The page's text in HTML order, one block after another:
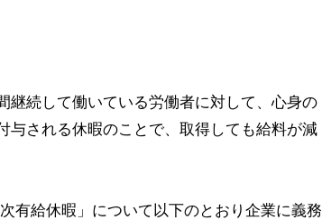
継続して働いている労働者に対して、心身の
与される休暇のことで、取得しても給料が減
有給休暇」について以下のとおり企業に義務